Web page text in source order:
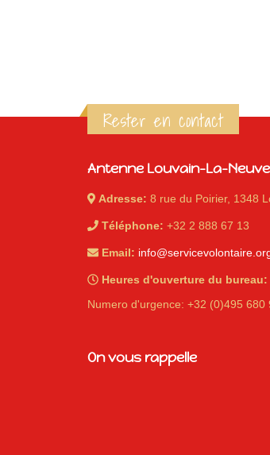
Rester en contact
Antenne Louvain-La-Neuve
Adresse: 8 rue du Poirier, 1348
Téléphone: +32 2 888 67 13
Email:
Heures d'ouverture du bureau:
Numero d'urgence: +32 (0)495 680
On vous rappelle